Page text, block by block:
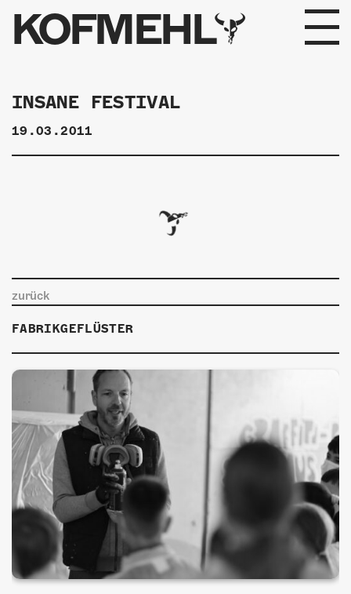
KOFMEHL
PROGRAMM
FABRIKGEFLÜSTER
GALERIE
INFOS
KONTAKT
ÜBER UNS
GÖNNEREI
SHOP
MITMACHEN
INSANE FESTIVAL
19.03.2011
zurück
FABRIKGEFLÜSTER